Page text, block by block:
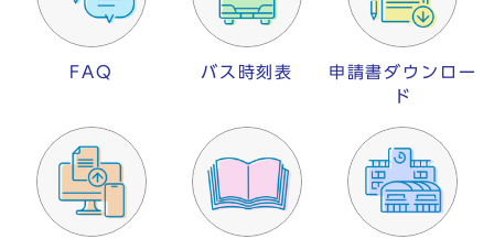
FAQ バス時刻表
申請書ダウンロー
ド